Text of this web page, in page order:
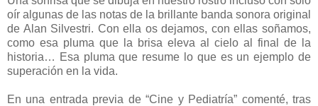
oír algunas de las notas de la brillante banda sonora original
de Alan Silvestri. Con ella os dejamos, con ellas soñamos,
como esa pluma que la brisa eleva al cielo al final de la
historia… Esa pluma que resume lo que es un ejemplo de
superación en la vida.
En una entrada previa de “Cine y Pediatría” comenté, tras